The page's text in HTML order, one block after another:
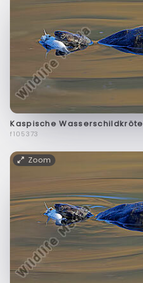
Kaspische Wasserschildkröte
f105373
Zoom